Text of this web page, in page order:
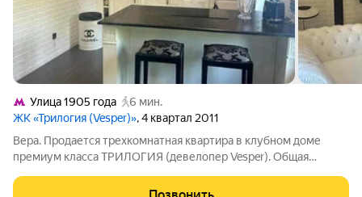
Улица 1905 года
6 мин.
ЖК «Трилогия (Vesper)», 4 квартал 2011
Вера. Продается трехкомнатная квартира в клубном доме
премиум класса ТРИЛОГИЯ (девелопер Vesper). Общая
гостиная 56,1 кв.м., две спальни: 13,2 кв.м. и 19,3 кв.м., два